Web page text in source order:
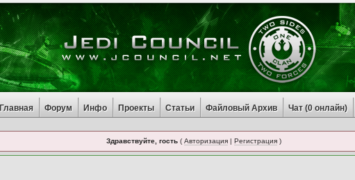
Главная Форум Инфо Проекты Статьи Файловый Архив Чат (0 онлайн)
Здравствуйте, гость( Авторизация| Регистрация)